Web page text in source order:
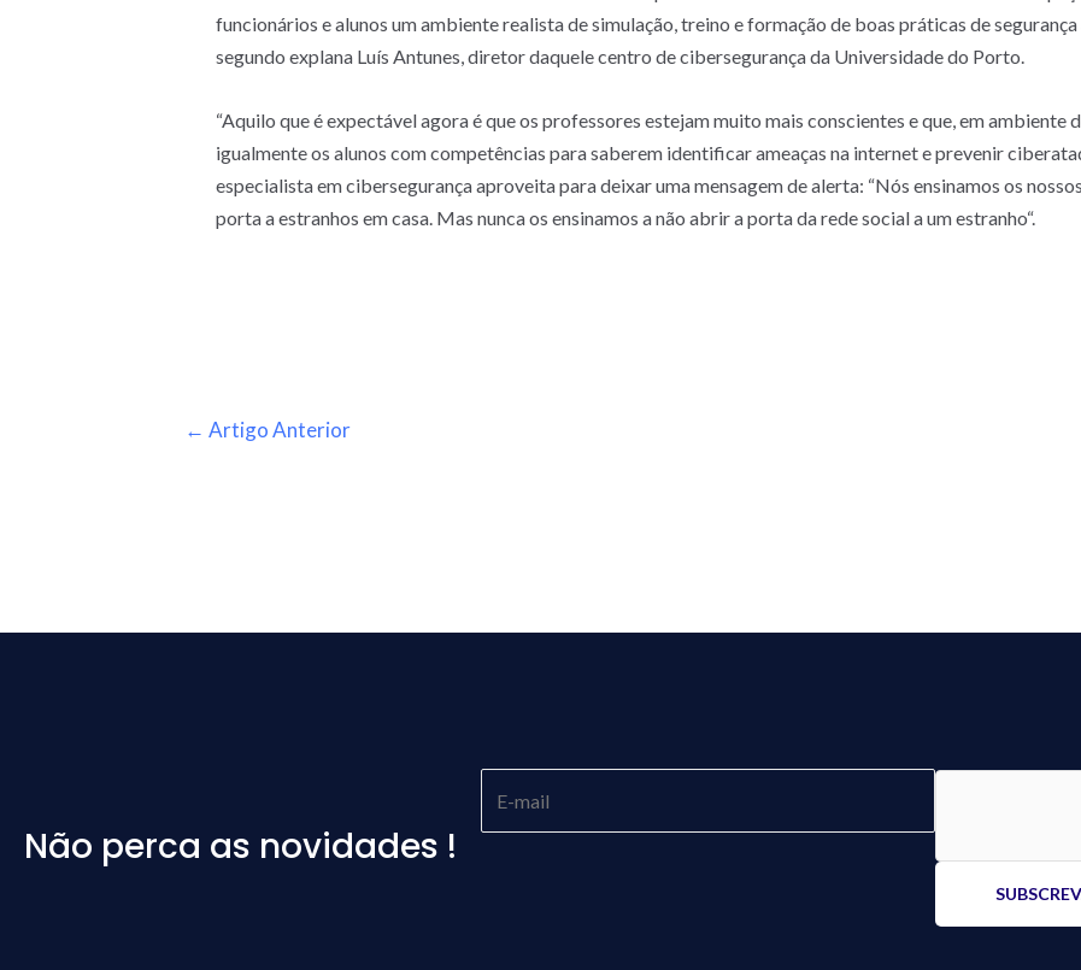
funcionários e alunos um ambiente realista de simulação, treino e formação de boas práticas de
segundo explana Luís Antunes, diretor daquele centro de cibersegurança da Universidade do Porto.
“Aquilo que é expectável agora é que os professores estejam muito mais conscientes e que, em ambiente
igualmente os alunos com competências para saberem identificar ameaças na internet e prevenir
especialista em cibersegurança aproveita para deixar uma mensagem de alerta: “Nós ensinamos os
porta a estranhos em casa. Mas nunca os ensinamos a não abrir a porta da rede social a um estranho“.
← Artigo Anterior
Não perca as novidades !